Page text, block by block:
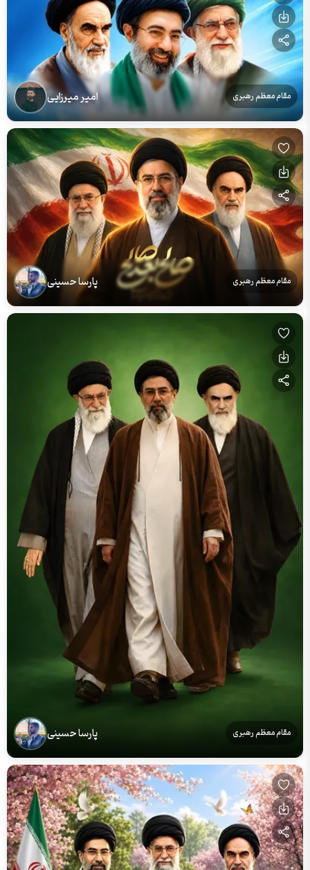
مقام معظم رهبری امیر میرزایی
مقام معظم رهبری پارسا حسینی
مقام معظم رهبری پارسا حسینی